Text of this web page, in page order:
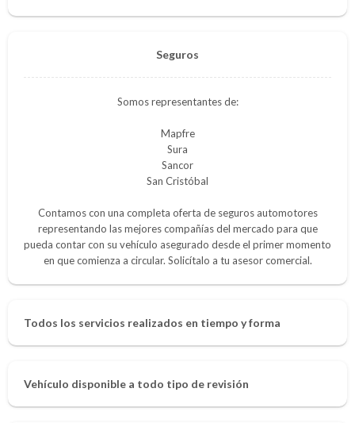
Seguros
Somos representantes de:
Mapfre
Sura
Sancor
San Cristóbal
Contamos con una completa oferta de seguros automotores
representando las mejores compañías del mercado para que
pueda contar con su vehículo asegurado desde el primer momento
en que comienza a circular. Solicítalo a tu asesor comercial.
Todos los servicios realizados en tiempo y forma
Vehículo disponible a todo tipo de revisión